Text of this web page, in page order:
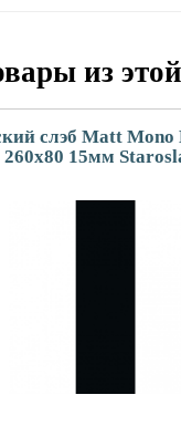
из
слэб Matt Mono
260x80 15мм